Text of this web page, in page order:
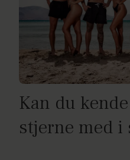
Kan du
stjerne med